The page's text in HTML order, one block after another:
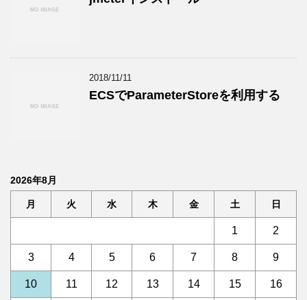
2018/11/11
ECSでParameterStoreを利用する
2026年8月
月 火 水 木 金 土 日
1 2
3 4 5 6 7 8 9
10 11 12 13 14 15 16